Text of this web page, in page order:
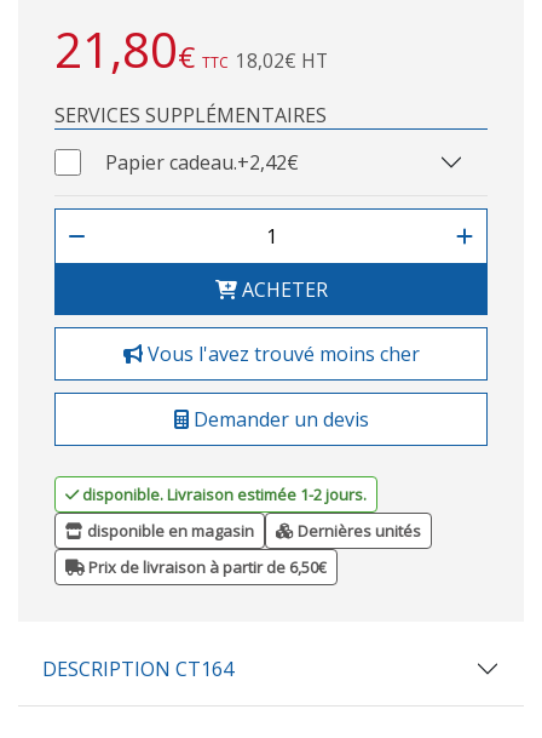
21,80€ TTC 18,02€ HT
SERVICES SUPPLÉMENTAIRES
Papier cadeau.+2,42€
ACHETER
Vous l'avez trouvé moins cher
Demander un devis
disponible. Livraison estimée 1-2 jours.
disponible en magasin
Dernières unités
Prix de livraison à partir de 6,50€
DESCRIPTION CT164